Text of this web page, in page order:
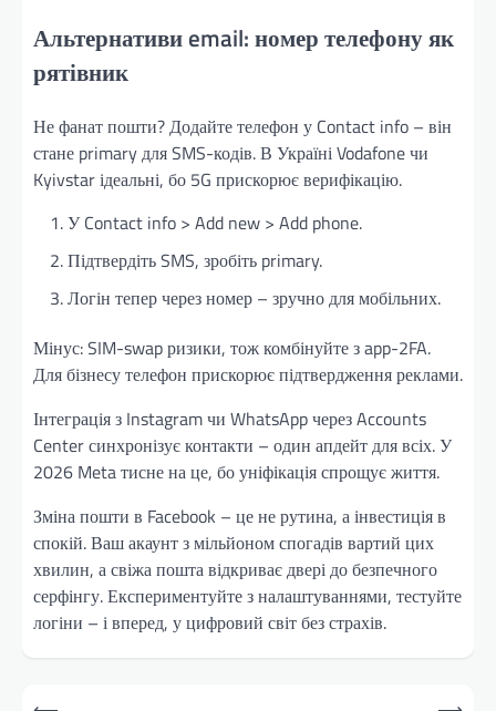
Альтернативи email: номер телефону як
рятівник
Не фанат пошти? Додайте телефон у Contact info – він
стане primary для SMS-кодів. В Україні Vodafone чи
Kyivstar ідеальні, бо 5G прискорює верифікацію.
У Contact info > Add new > Add phone.
Підтвердіть SMS, зробіть primary.
Логін тепер через номер – зручно для мобільних.
Мінус: SIM-swap ризики, тож комбінуйте з app-2FA.
Для бізнесу телефон прискорює підтвердження реклами.
Інтеграція з Instagram чи WhatsApp через Accounts
Center синхронізує контакти – один апдейт для всіх. У
2026 Meta тисне на це, бо уніфікація спрощує життя.
Зміна пошти в Facebook – це не рутина, а інвестиція в
спокій. Ваш акаунт з мільйоном спогадів вартий цих
хвилин, а свіжа пошта відкриває двері до безпечного
серфінгу. Експериментуйте з налаштуваннями, тестуйте
логіни – і вперед, у цифровий світ без страхів.
Навігація